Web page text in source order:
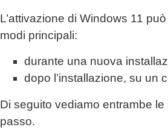
L’attivazione di Windows 11
modi principali:
durante una nuova
dopo l’installazione, su un
Di seguito vediamo entrambe
passo.